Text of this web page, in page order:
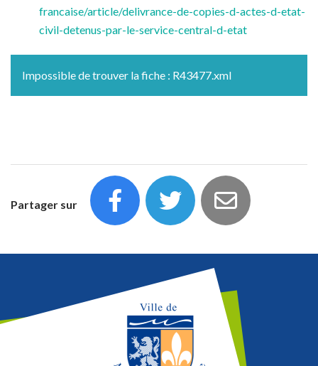
francaise/article/delivrance-de-copies-d-actes-d-etat-
civil-detenus-par-le-service-central-d-etat
Impossible de trouver la fiche : R43477.xml
Partager sur